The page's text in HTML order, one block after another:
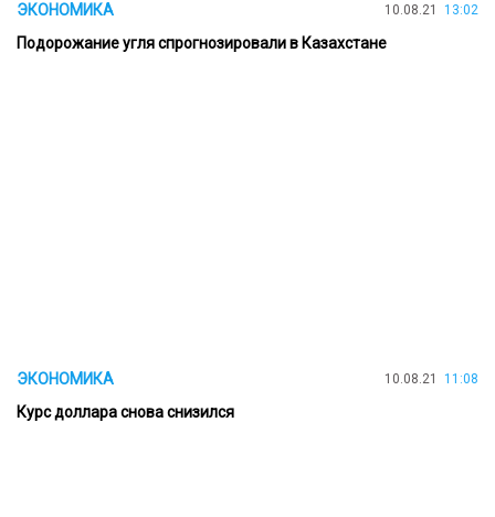
ЭКОНОМИКА 10.08.21 13:02
Подорожание угля спрогнозировали в Казахстане
ЭКОНОМИКА 10.08.21 11:08
Курс доллара снова снизился